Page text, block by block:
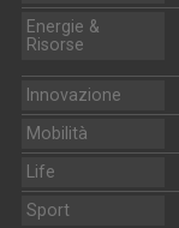
Energie &
Risorse
Innovazione
Mobilità
Life
Sport